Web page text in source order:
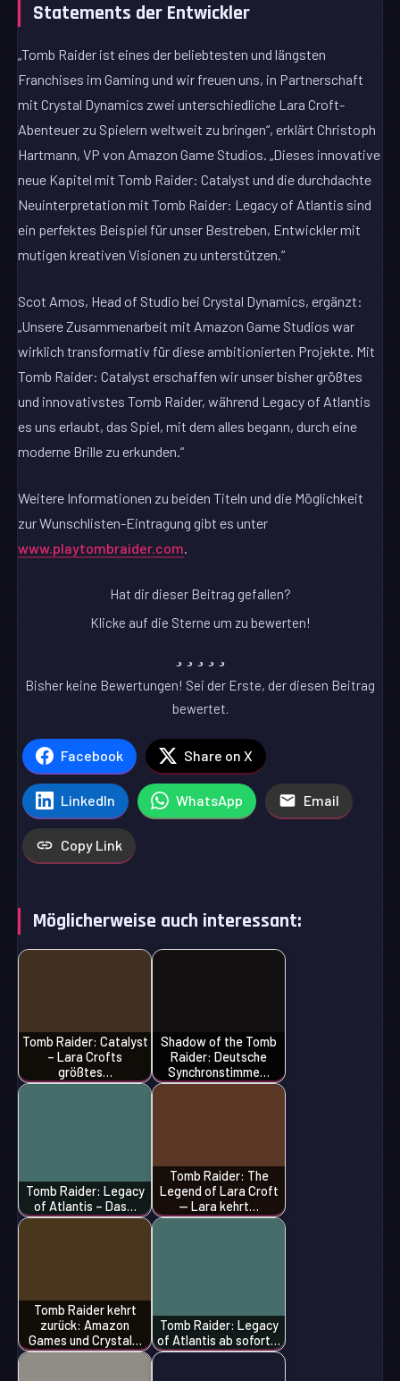
Statements der Entwickler
„Tomb Raider ist eines der beliebtesten und längsten
Franchises im Gaming und wir freuen uns, in Partnerschaft
mit Crystal Dynamics zwei unterschiedliche Lara Croft-
Abenteuer zu Spielern weltweit zu bringen“, erklärt Christoph
Hartmann, VP von Amazon Game Studios. „Dieses innovative
neue Kapitel mit Tomb Raider: Catalyst und die durchdachte
Neuinterpretation mit Tomb Raider: Legacy of Atlantis sind
ein perfektes Beispiel für unser Bestreben, Entwickler mit
mutigen kreativen Visionen zu unterstützen.“
Scot Amos, Head of Studio bei Crystal Dynamics, ergänzt:
„Unsere Zusammenarbeit mit Amazon Game Studios war
wirklich transformativ für diese ambitionierten Projekte. Mit
Tomb Raider: Catalyst erschaffen wir unser bisher größtes
und innovativstes Tomb Raider, während Legacy of Atlantis
es uns erlaubt, das Spiel, mit dem alles begann, durch eine
moderne Brille zu erkunden.“
Weitere Informationen zu beiden Titeln und die Möglichkeit
zur Wunschlisten-Eintragung gibt es unter
www.playtombraider.com
Hat dir dieser Beitrag gefallen?
Klicke auf die Sterne um zu bewerten!
Bisher keine Bewertungen! Sei der Erste, der diesen Beitrag
bewertet.
Facebook Share on X
LinkedIn WhatsApp Email
Copy Link
Möglicherweise auch interessant:
Tomb Raider: Catalyst
– Lara Crofts
größtes…
Shadow of the Tomb
Raider: Deutsche
Synchronstimme…
Tomb Raider: Legacy
of Atlantis – Das…
Tomb Raider: The
Legend of Lara Croft
— Lara kehrt…
Tomb Raider kehrt
zurück: Amazon
Games und Crystal…
Tomb Raider: Legacy
of Atlantis ab sofort…